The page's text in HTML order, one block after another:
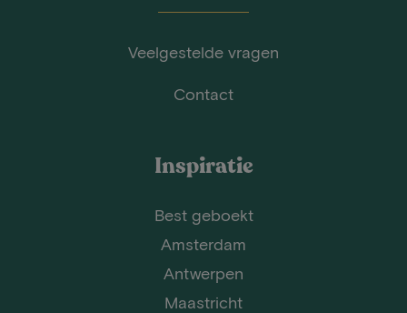
Veelgestelde vragen
Contact
Inspiratie
Best geboekt
Amsterdam
Antwerpen
Maastricht